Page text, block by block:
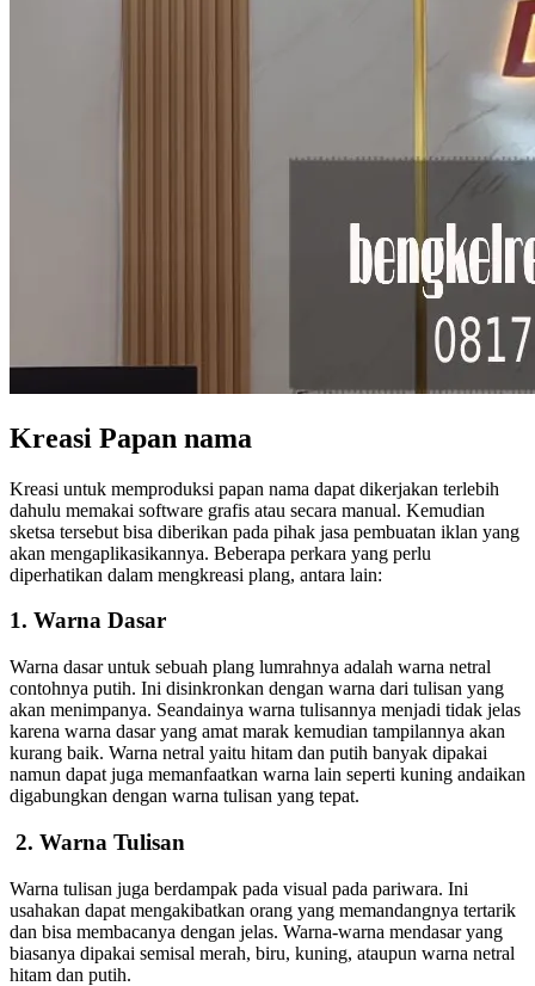
Kreasi Papan nama
Kreasi untuk memproduksi papan nama dapat dikerjakan terlebih
dahulu memakai software grafis atau secara manual. Kemudian
sketsa tersebut bisa diberikan pada pihak jasa pembuatan iklan yang
akan mengaplikasikannya. Beberapa perkara yang perlu
diperhatikan dalam mengkreasi plang, antara lain:
1. Warna Dasar
Warna dasar untuk sebuah plang lumrahnya adalah warna netral
contohnya putih. Ini disinkronkan dengan warna dari tulisan yang
akan menimpanya. Seandainya warna tulisannya menjadi tidak jelas
karena warna dasar yang amat marak kemudian tampilannya akan
kurang baik. Warna netral yaitu hitam dan putih banyak dipakai
namun dapat juga memanfaatkan warna lain seperti kuning andaikan
digabungkan dengan warna tulisan yang tepat.
2. Warna Tulisan
Warna tulisan juga berdampak pada visual pada pariwara. Ini
usahakan dapat mengakibatkan orang yang memandangnya tertarik
dan bisa membacanya dengan jelas. Warna-warna mendasar yang
biasanya dipakai semisal merah, biru, kuning, ataupun warna netral
hitam dan putih.